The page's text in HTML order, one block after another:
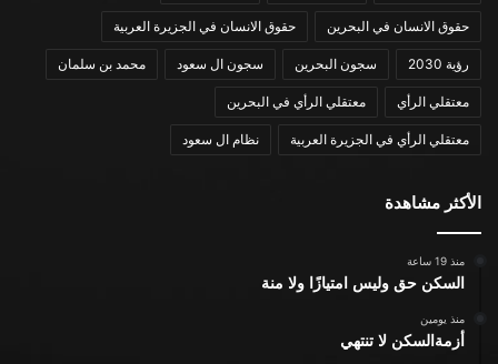
حقوق الانسان في البحرين حقوق الانسان في الجزيرة العربية
رؤية 2030 سجون البحرين سجون ال سعود محمد بن سلمان
معتقلي الرأي معتقلي الرأي في البحرين
معتقلي الرأي في الجزيرة العربية نظام ال سعود
الأكثر مشاهدة
منذ 19 ساعة
السكن حق وليس امتيازًا ولا منة
منذ يومين
أزمةالسكن لا تنتهي